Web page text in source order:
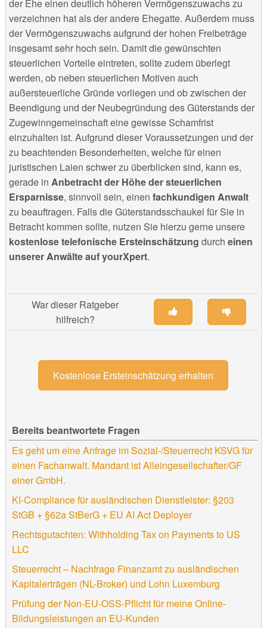
der Ehe einen deutlich höheren Vermögenszuwachs zu
verzeichnen hat als der andere Ehegatte. Außerdem muss
der Vermögenszuwachs aufgrund der hohen Freibeträge
insgesamt sehr hoch sein. Damit die gewünschten
steuerlichen Vorteile eintreten, sollte zudem überlegt
werden, ob neben steuerlichen Motiven auch
außersteuerliche Gründe vorliegen und ob zwischen der
Beendigung und der Neubegründung des Güterstands der
Zugewinngemeinschaft eine gewisse Schamfrist
einzuhalten ist. Aufgrund dieser Voraussetzungen und der
zu beachtenden Besonderheiten, welche für einen
juristischen Laien schwer zu überblicken sind, kann es,
gerade in Anbetracht der Höhe der steuerlichen
Ersparnisse, sinnvoll sein, einen fachkundigen Anwalt
zu beauftragen. Falls die Güterstandsschaukel für Sie in
Betracht kommen sollte, nutzen Sie hierzu gerne unsere
kostenlose telefonische Ersteinschätzung durch einen
unserer Anwälte auf yourXpert.
War dieser Ratgeber
hilfreich?
Kostenlose Ersteinschätzung erhalten
Bereits beantwortete Fragen
Es geht um eine Anfrage im Sozial-/Steuerrecht KSVG für
einen Fachanwalt. Mandant ist Alleingesellschafter/GF
einer GmbH.
KI-Compliance für ausländischen Dienstleister: §203
StGB + §62a StBerG + EU AI Act Deployer
Rechtsgutachten: Withholding Tax on Payments to US
LLC
Steuerrecht – Nachfrage Finanzamt zu ausländischen
Kapitalerträgen (NL-Broker) und Lohn Luxemburg
Prüfung der Non-EU-OSS-Pflicht für meine Online-
Bildungsleistungen an EU-Kunden